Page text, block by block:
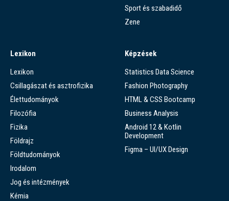
Sport és szabadidő
Zene
Lexikon
Lexikon
Csillagászat és asztrofizika
Élettudományok
Filozófia
Fizika
Földrajz
Földtudományok
Irodalom
Jog és intézmények
Kémia
Képzések
Statistics Data Science
Fashion Photography
HTML & CSS Bootcamp
Business Analysis
Android 12 & Kotlin
Development
Figma – UI/UX Design